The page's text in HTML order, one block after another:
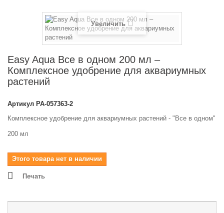
Увеличить
Easy Aqua Все в одном 200 мл –
Комплексное удобрение для аквариумных
растений
Артикул PA-057363-2
Комплексное удобрение для аквариумных растений - "Все в одном"
200 мл
Этого товара нет в наличии
Печать